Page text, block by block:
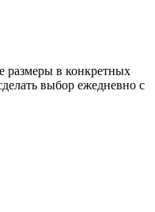
размеры в конкретных
выбор ежедневно с